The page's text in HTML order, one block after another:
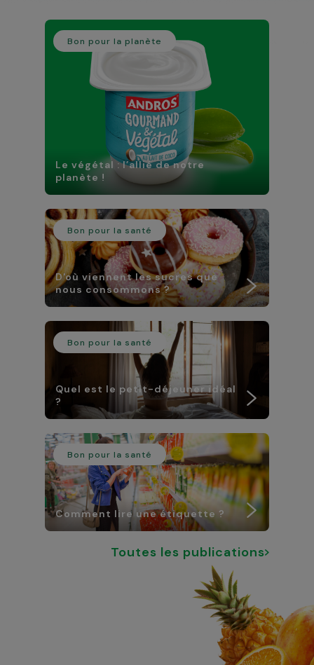
Bon pour la planète
Le végétal : l’allié de notre
planète !
Bon pour la santé
D'où viennent les sucres que
nous consommons ?
Bon pour la santé
Quel est le petit-déjeuner idéal
?
Bon pour la santé
Comment lire une étiquette ?
Toutes les publications